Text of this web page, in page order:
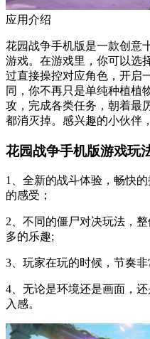
应用介绍
花园战争手机版是一款创意
游戏。在游戏里，你可以选
过直接操控对应角色，开启
同，你不再只是单纯种植植
攻，完成各类任务，朝着最
都消灭掉。感兴趣的小伙伴
花园战争手机版游戏玩
1、全新的战斗体验，畅快
的感受；
2、不同的僵尸对决玩法，
多的乐趣;
3、玩家在玩的时候，节奏
4、无论是环境还是画面，
入感。